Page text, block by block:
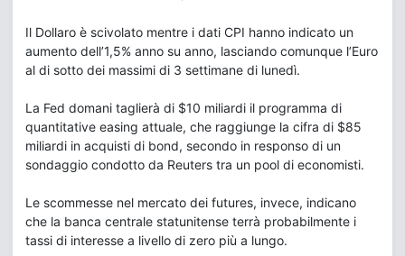
Il Dollaro è scivolato mentre i dati CPI hanno indicato un
aumento dell’1,5% anno su anno, lasciando comunque l’Euro
al di sotto dei massimi di 3 settimane di lunedì.
La Fed domani taglierà di $10 miliardi il programma di
quantitative easing attuale, che raggiunge la cifra di $85
miliardi in acquisti di bond, secondo in responso di un
sondaggio condotto da Reuters tra un pool di economisti.
Le scommesse nel mercato dei futures, invece, indicano
che la banca centrale statunitense terrà probabilmente i
tassi di interesse a livello di zero più a lungo.